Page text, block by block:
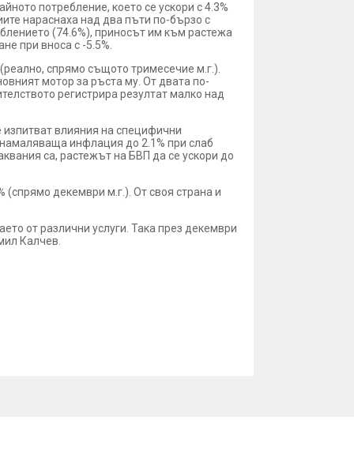
потребление, което се ускори с 4.3%
нараснаха над два пъти по-бързо с
(74.6%), приносът им към растежа
при вноса с -5.5%.
спрямо същото тримесечие м.г.).
мотор за ръста му. От двата по-
регистрира резултат малко над
изпитват влияния на специфични
инфлация до 2.1% при слаб
са, растежът на БВП да се ускори до
декември м.г.). От своя страна и
от различни услуги. Така през декември
Калчев.